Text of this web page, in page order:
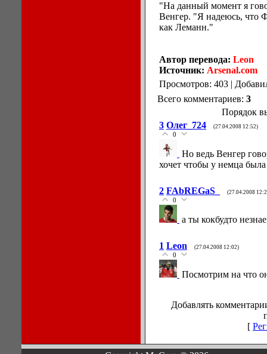
"На данный момент я
Венгер. "Я надеюсь, что
как Леманн."
Автор перевода: Leon
Источник: Arsenal.com
Просмотров: 403 |
Всего комментариев: 3
Порядок
3 Олег_724 (27.04.2008 12:52)
0
Но ведь Венгер
хочет чтобы у немца
2 FAbREGaS_ (27.04.2008
0
а ты кокбудто
1 Leon (27.04.2008 12:02)
0
Посмотрим на что
Добавлять
[